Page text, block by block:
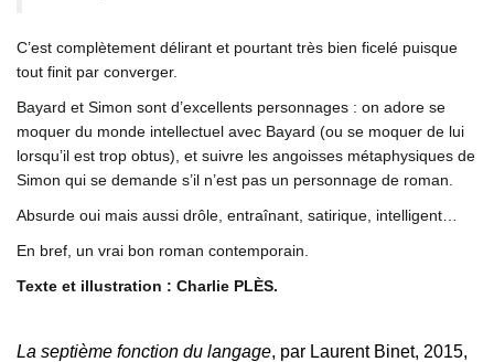
C’est complètement délirant et pourtant très bien ficelé puisque
tout finit par converger.
Bayard et Simon sont d’excellents personnages : on adore se
moquer du monde intellectuel avec Bayard (ou se moquer de lui
lorsqu’il est trop obtus), et suivre les angoisses métaphysiques de
Simon qui se demande s’il n’est pas un personnage de roman.
Absurde oui mais aussi drôle, entraînant, satirique, intelligent…
En bref, un vrai bon roman contemporain.
Texte et illustration : Charlie PLÈS.
La septième fonction du langage, par Laurent Binet, 2015,